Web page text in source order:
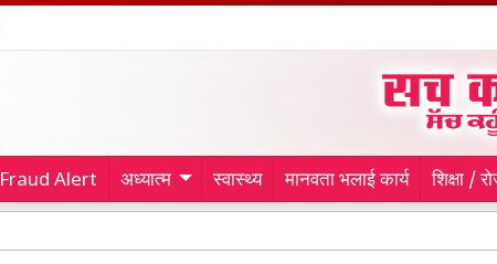
Fraud Alert अध्यात्म स्वास्थ्य मानवता भलाई कार्य शिक्षा /